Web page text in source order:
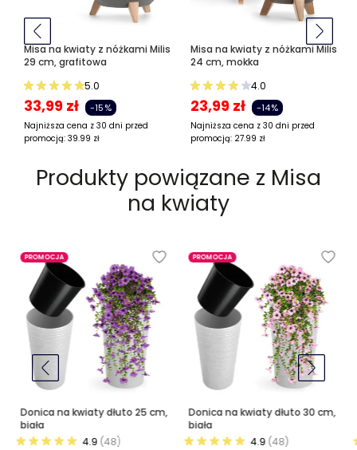
Misa na kwiaty z nóżkami Milis
29 cm, grafitowa
5.0
33,99 zł -15%
Najniższa cena z 30 dni przed
promocją: 39.99 zł
Misa na kwiaty z nóżkami Milis
24 cm, mokka
4.0
23,99 zł -14%
Najniższa cena z 30 dni przed
promocją: 27.99 zł
Produkty powiązane z Misa
na kwiaty
PROMOCJA
Donica na kwiaty dłuto 25 cm,
biała
4.9 (48)
PROMOCJA
Donica na kwiaty dłuto 30 cm,
biała
4.9 (48)